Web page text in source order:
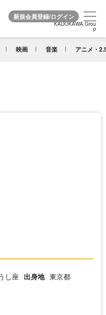
KADOKAWA Grou
p
映画 音楽 アニメ・
KADOKAWA Grou
p
し座 出身地 東京都